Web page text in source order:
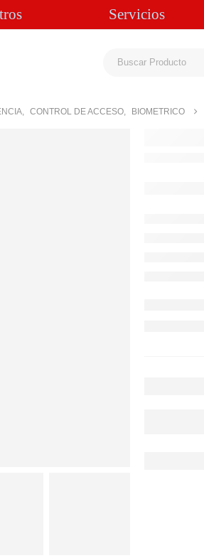
Servicios
, CONTROL DE ACCESO, BIOMETRICO